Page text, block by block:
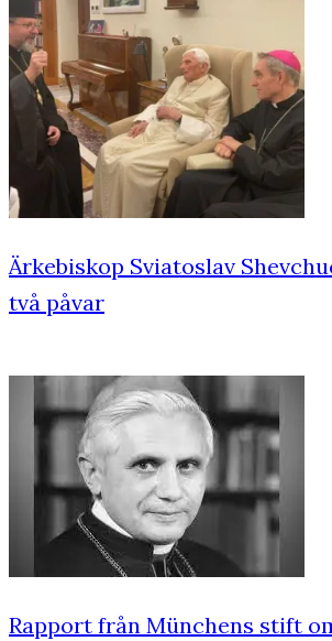
Ärkebiskop Sviatoslav
två påvar
Rapport från Münchens stift